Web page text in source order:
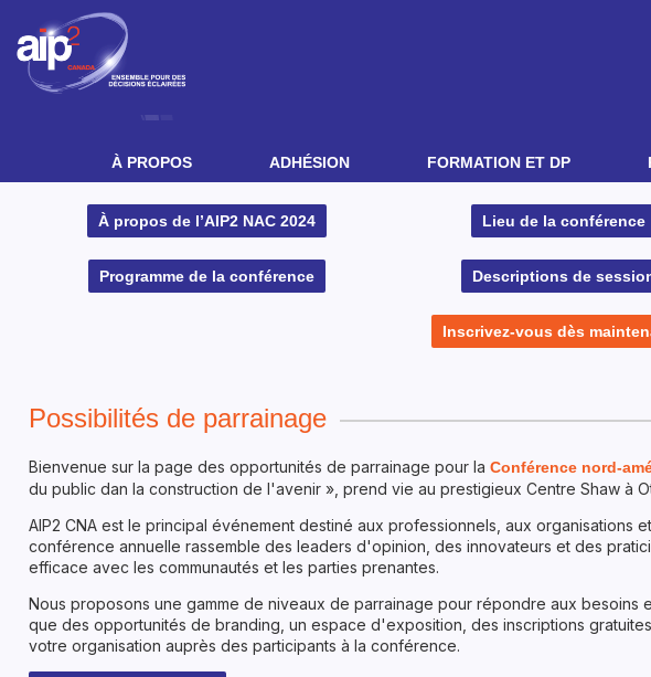
À PROPOS ADHÉSION FORMATION ET DP
À propos de l’AIP2 NAC 2024 Lieu de la conférence
Programme de la conférence Descriptions de
Inscrivez-vous dès
Possibilités de parrainage
Bienvenue sur la page des opportunités de parrainage pour la Conférence nord-
du public dan la construction de l'avenir », prend vie au prestigieux Centre Shaw à
AIP2 CNA est le principal événement destiné aux professionnels, aux
conférence annuelle rassemble des leaders d'opinion, des innovateurs et des
efficace avec les communautés et les parties prenantes.
Nous proposons une gamme de niveaux de parrainage pour répondre aux
que des opportunités de branding, un espace d'exposition, des inscriptions
votre organisation auprès des participants à la conférence.